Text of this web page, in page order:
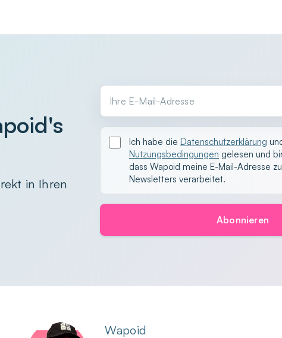
in Ihren
Ihre E-Mail-Adresse
Ich habe die Datenschutzerklärung
Nutzungsbedingungen gelesen und
dass Wapoid meine E-Mail-Adresse
Newsletters verarbeitet.
Abonnieren
Wapoid